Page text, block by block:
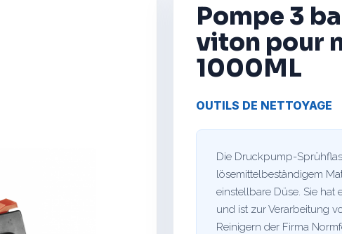
Pompe 3
viton pour
1000ML
OUTILS DE NETTOYAGE
Die Druckpump-
lösemittelbeständigem
einstellbare Düse. Sie hat
und ist zur Verarbeitung
Reinigern der Firma